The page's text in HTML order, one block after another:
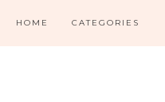
HOME CATEGORIES